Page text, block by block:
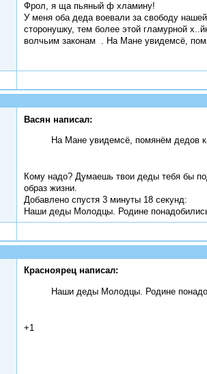
Фрол, я ща пьяный ф хламину!
У меня оба деда воевали за свободу
сторонушку, тем более этой гламурной
волчьим законам
. На Мане увидемсё,
Васян написал:
На Мане увидемсё, помянём дедов
Кому надо? Думаешь твои деды тебя бы
образ жизни.
Добавлено спустя 3 минуты 18 секунд:
Наши деды Молодцы. Родине
Красноярец написал:
Наши деды Молодцы. Родине
+1